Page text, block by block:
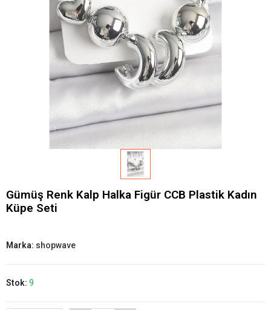
Gümüş Renk Kalp Halka Figür CCB Plastik Kadın
Küpe Seti
Marka: shopwave
Stok: 9